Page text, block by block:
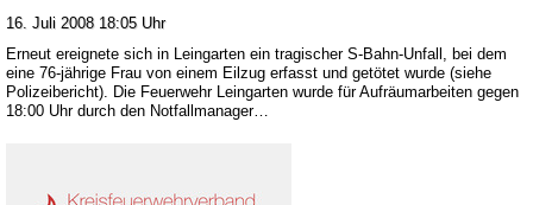
16. Juli 2008 18:05 Uhr
Erneut ereignete sich in Leingarten ein tragischer S-Bahn-Unfall, bei dem
eine 76-jährige Frau von einem Eilzug erfasst und getötet wurde (siehe
Polizeibericht). Die Feuerwehr Leingarten wurde für Aufräumarbeiten gegen
18:00 Uhr durch den Notfallmanager…